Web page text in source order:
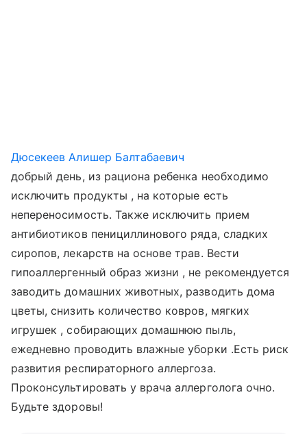
Дюсекеев Алишер Балтабаевич
добрый день, из рациона ребенка необходимо
исключить продукты , на которые есть
непереносимость. Также исключить прием
антибиотиков пенициллинового ряда, сладких
сиропов, лекарств на основе трав. Вести
гипоаллергенный образ жизни , не рекомендуется
заводить домашних животных, разводить дома
цветы, снизить количество ковров, мягких
игрушек , собирающих домашнюю пыль,
ежедневно проводить влажные уборки .Есть риск
развития респираторного аллергоза.
Проконсультировать у врача аллерголога очно.
Будьте здоровы!